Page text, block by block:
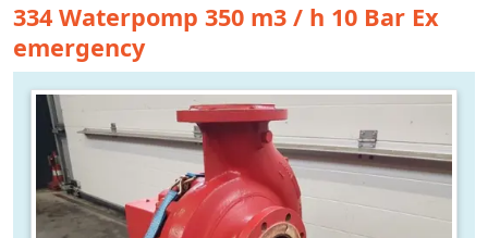
334 Waterpomp 350 m3 / h 10 Bar Ex
emergency